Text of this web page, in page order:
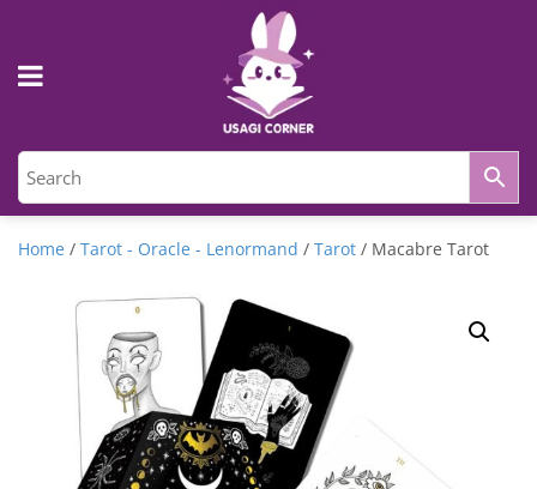
Home / Tarot - Oracle - Lenormand / Tarot / Macabre Tarot